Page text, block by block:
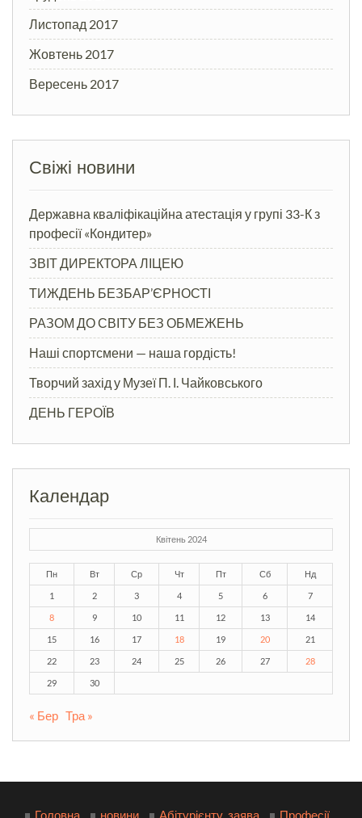
Листопад 2017
Жовтень 2017
Вересень 2017
Свіжі новини
Державна кваліфікаційна атестація у групі 33-К з
професії «Кондитер»
ЗВІТ ДИРЕКТОРА ЛІЦЕЮ
ТИЖДЕНЬ БЕЗБАР’ЄРНОСТІ
РАЗОМ ДО СВІТУ БЕЗ ОБМЕЖЕНЬ
Наші спортсмени — наша гордість!
Творчий захід у Музеї П. І. Чайковського
ДЕНЬ ГЕРОЇВ
Календар
Квітень 2024
Пн Вт Ср Чт Пт Сб Нд
1 2 3 4 5 6 7
8 9 10 11 12 13 14
15 16 17 18 19 20 21
22 23 24 25 26 27 28
29 30
« Бер Тра »
Головна новини Абітурієнту_заява Професії